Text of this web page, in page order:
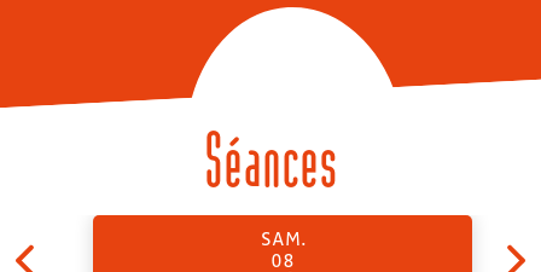
Séances
SAM.
08